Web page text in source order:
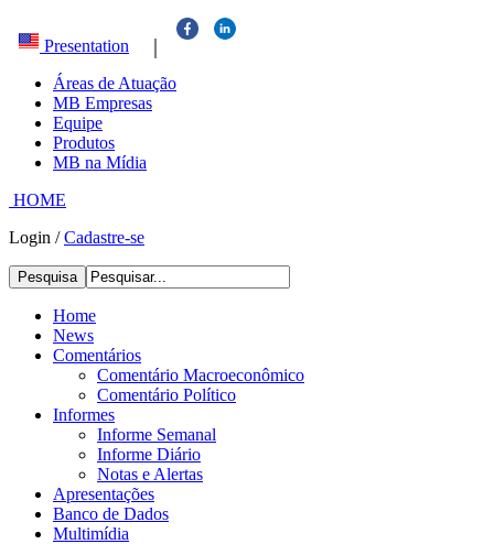
Presentation |
Áreas de Atuação
MB Empresas
Equipe
Produtos
MB na Mídia
HOME
Login /Cadastre-se
Pesquisa
Home
News
Comentários
Comentário Macroeconômico
Comentário Político
Informes
Informe Semanal
Informe Diário
Notas e Alertas
Apresentações
Banco de Dados
Multimídia